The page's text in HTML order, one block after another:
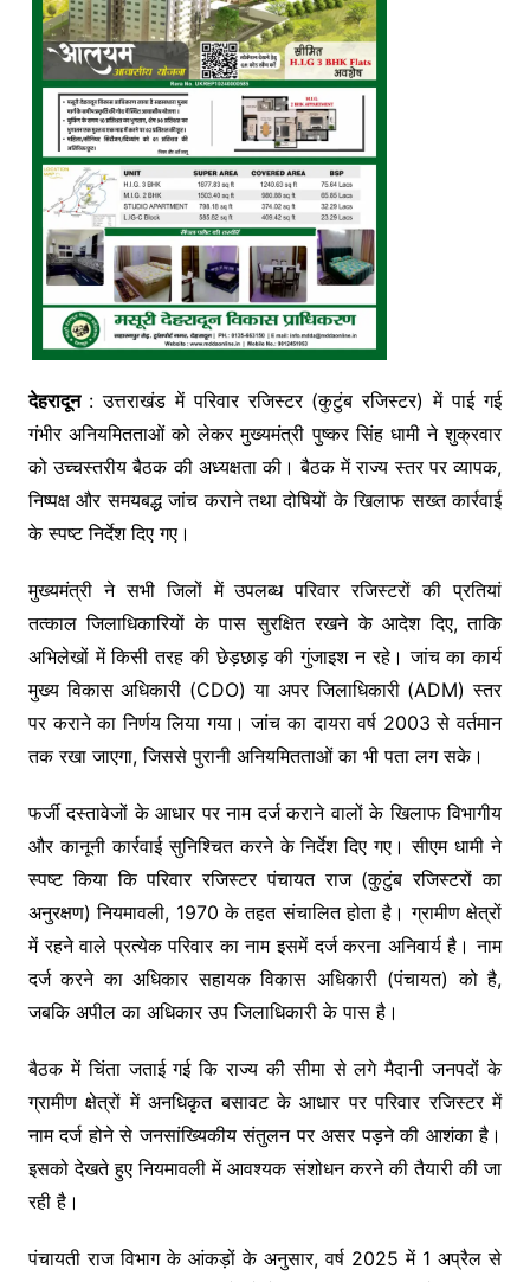
देहरादून : उत्तराखंड में परिवार रजिस्टर (कुटुंब रजिस्टर) में पाई गई
गंभीर अनियमितताओं को लेकर मुख्यमंत्री पुष्कर सिंह धामी ने शुक्रवार
को उच्चस्तरीय बैठक की अध्यक्षता की। बैठक में राज्य स्तर पर व्यापक,
निष्पक्ष और समयबद्ध जांच कराने तथा दोषियों के खिलाफ सख्त कार्रवाई
के स्पष्ट निर्देश दिए गए।
मुख्यमंत्री ने सभी जिलों में उपलब्ध परिवार रजिस्टरों की प्रतियां
तत्काल जिलाधिकारियों के पास सुरक्षित रखने के आदेश दिए, ताकि
अभिलेखों में किसी तरह की छेड़छाड़ की गुंजाइश न रहे। जांच का कार्य
मुख्य विकास अधिकारी (CDO) या अपर जिलाधिकारी (ADM) स्तर
पर कराने का निर्णय लिया गया। जांच का दायरा वर्ष 2003 से वर्तमान
तक रखा जाएगा, जिससे पुरानी अनियमितताओं का भी पता लग सके।
फर्जी दस्तावेजों के आधार पर नाम दर्ज कराने वालों के खिलाफ विभागीय
और कानूनी कार्रवाई सुनिश्चित करने के निर्देश दिए गए। सीएम धामी ने
स्पष्ट किया कि परिवार रजिस्टर पंचायत राज (कुटुंब रजिस्टरों का
अनुरक्षण) नियमावली, 1970 के तहत संचालित होता है। ग्रामीण क्षेत्रों
में रहने वाले प्रत्येक परिवार का नाम इसमें दर्ज करना अनिवार्य है। नाम
दर्ज करने का अधिकार सहायक विकास अधिकारी (पंचायत) को है,
जबकि अपील का अधिकार उप जिलाधिकारी के पास है।
बैठक में चिंता जताई गई कि राज्य की सीमा से लगे मैदानी जनपदों के
ग्रामीण क्षेत्रों में अनधिकृत बसावट के आधार पर परिवार रजिस्टर में
नाम दर्ज होने से जनसांख्यिकीय संतुलन पर असर पड़ने की आशंका है।
इसको देखते हुए नियमावली में आवश्यक संशोधन करने की तैयारी की जा
रही है।
पंचायती राज विभाग के आंकड़ों के अनुसार, वर्ष 2025 में 1 अप्रैल से